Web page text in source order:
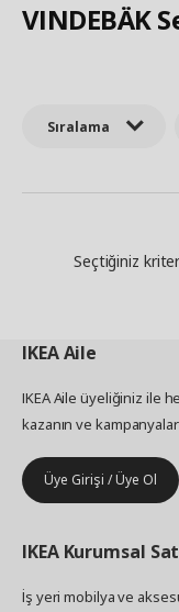
VINDEBÄK
Sıralama
Seçtiğiniz
IKEAAile
IKEA Aile üyeliğiniz ile
kazanın ve
Üye Girişi / Üye Ol
IKEA Kurumsal
İş yeri mobilya ve